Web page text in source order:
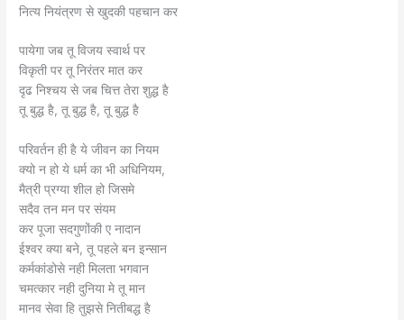
नित्य नियंत्रण से खुदकी पहचान कर
पायेगा जब तू विजय स्वार्थ पर
विकृती पर तू निरंतर मात कर
दृढ निश्चय से जब चित्त तेरा शुद्ध है
तू बुद्ध है, तू बुद्ध है, तू बुद्ध है
परिवर्तन ही है ये जीवन का नियम
क्यो न हो ये धर्म का भी अधिनियम,
मैत्री प्रग्या शील हो जिसमे
सदैव तन मन पर संयम
कर पूजा सदगुणोंकी ए नादान
ईश्वर क्या बने, तू पहले बन इन्सान
कर्मकांडोसे नही मिलता भगवान
चमत्कार नही दुनिया मे तू मान
मानव सेवा हि तुझसे नितीबद्ध है